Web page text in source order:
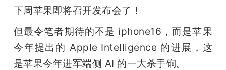
网
公
开
下周苹果即将召开发布会了！
但最令笔者期待的不是 iphone16，而是苹果
今年提出的 Apple Intelligence 的进展，这
是苹果今年进军端侧 AI 的一大杀手锏。